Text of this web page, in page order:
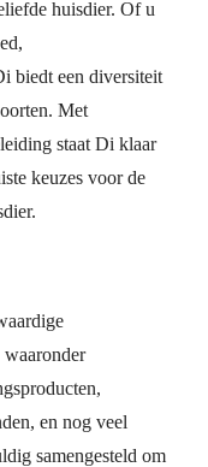
huisdier. Of u
biedt een diversiteit
Met
staat Di klaar
keuzes voor de
en nog veel
samengesteld om